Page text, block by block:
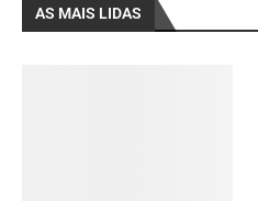
AS MAIS LIDAS